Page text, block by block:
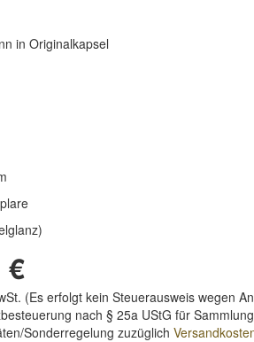
in Originalkapsel
€
(Es erfolgt kein Steuerausweis wegen
nach § 25a UStG für
Sonderregelung zuzüglich